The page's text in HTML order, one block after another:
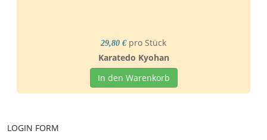
29,80 € pro Stück
Karatedo Kyohan
In den Warenkorb
LOGIN FORM